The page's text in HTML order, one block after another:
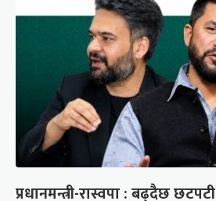
प्रधानमन्त्री-रास्वपा : बढ्दैछ छटपटी